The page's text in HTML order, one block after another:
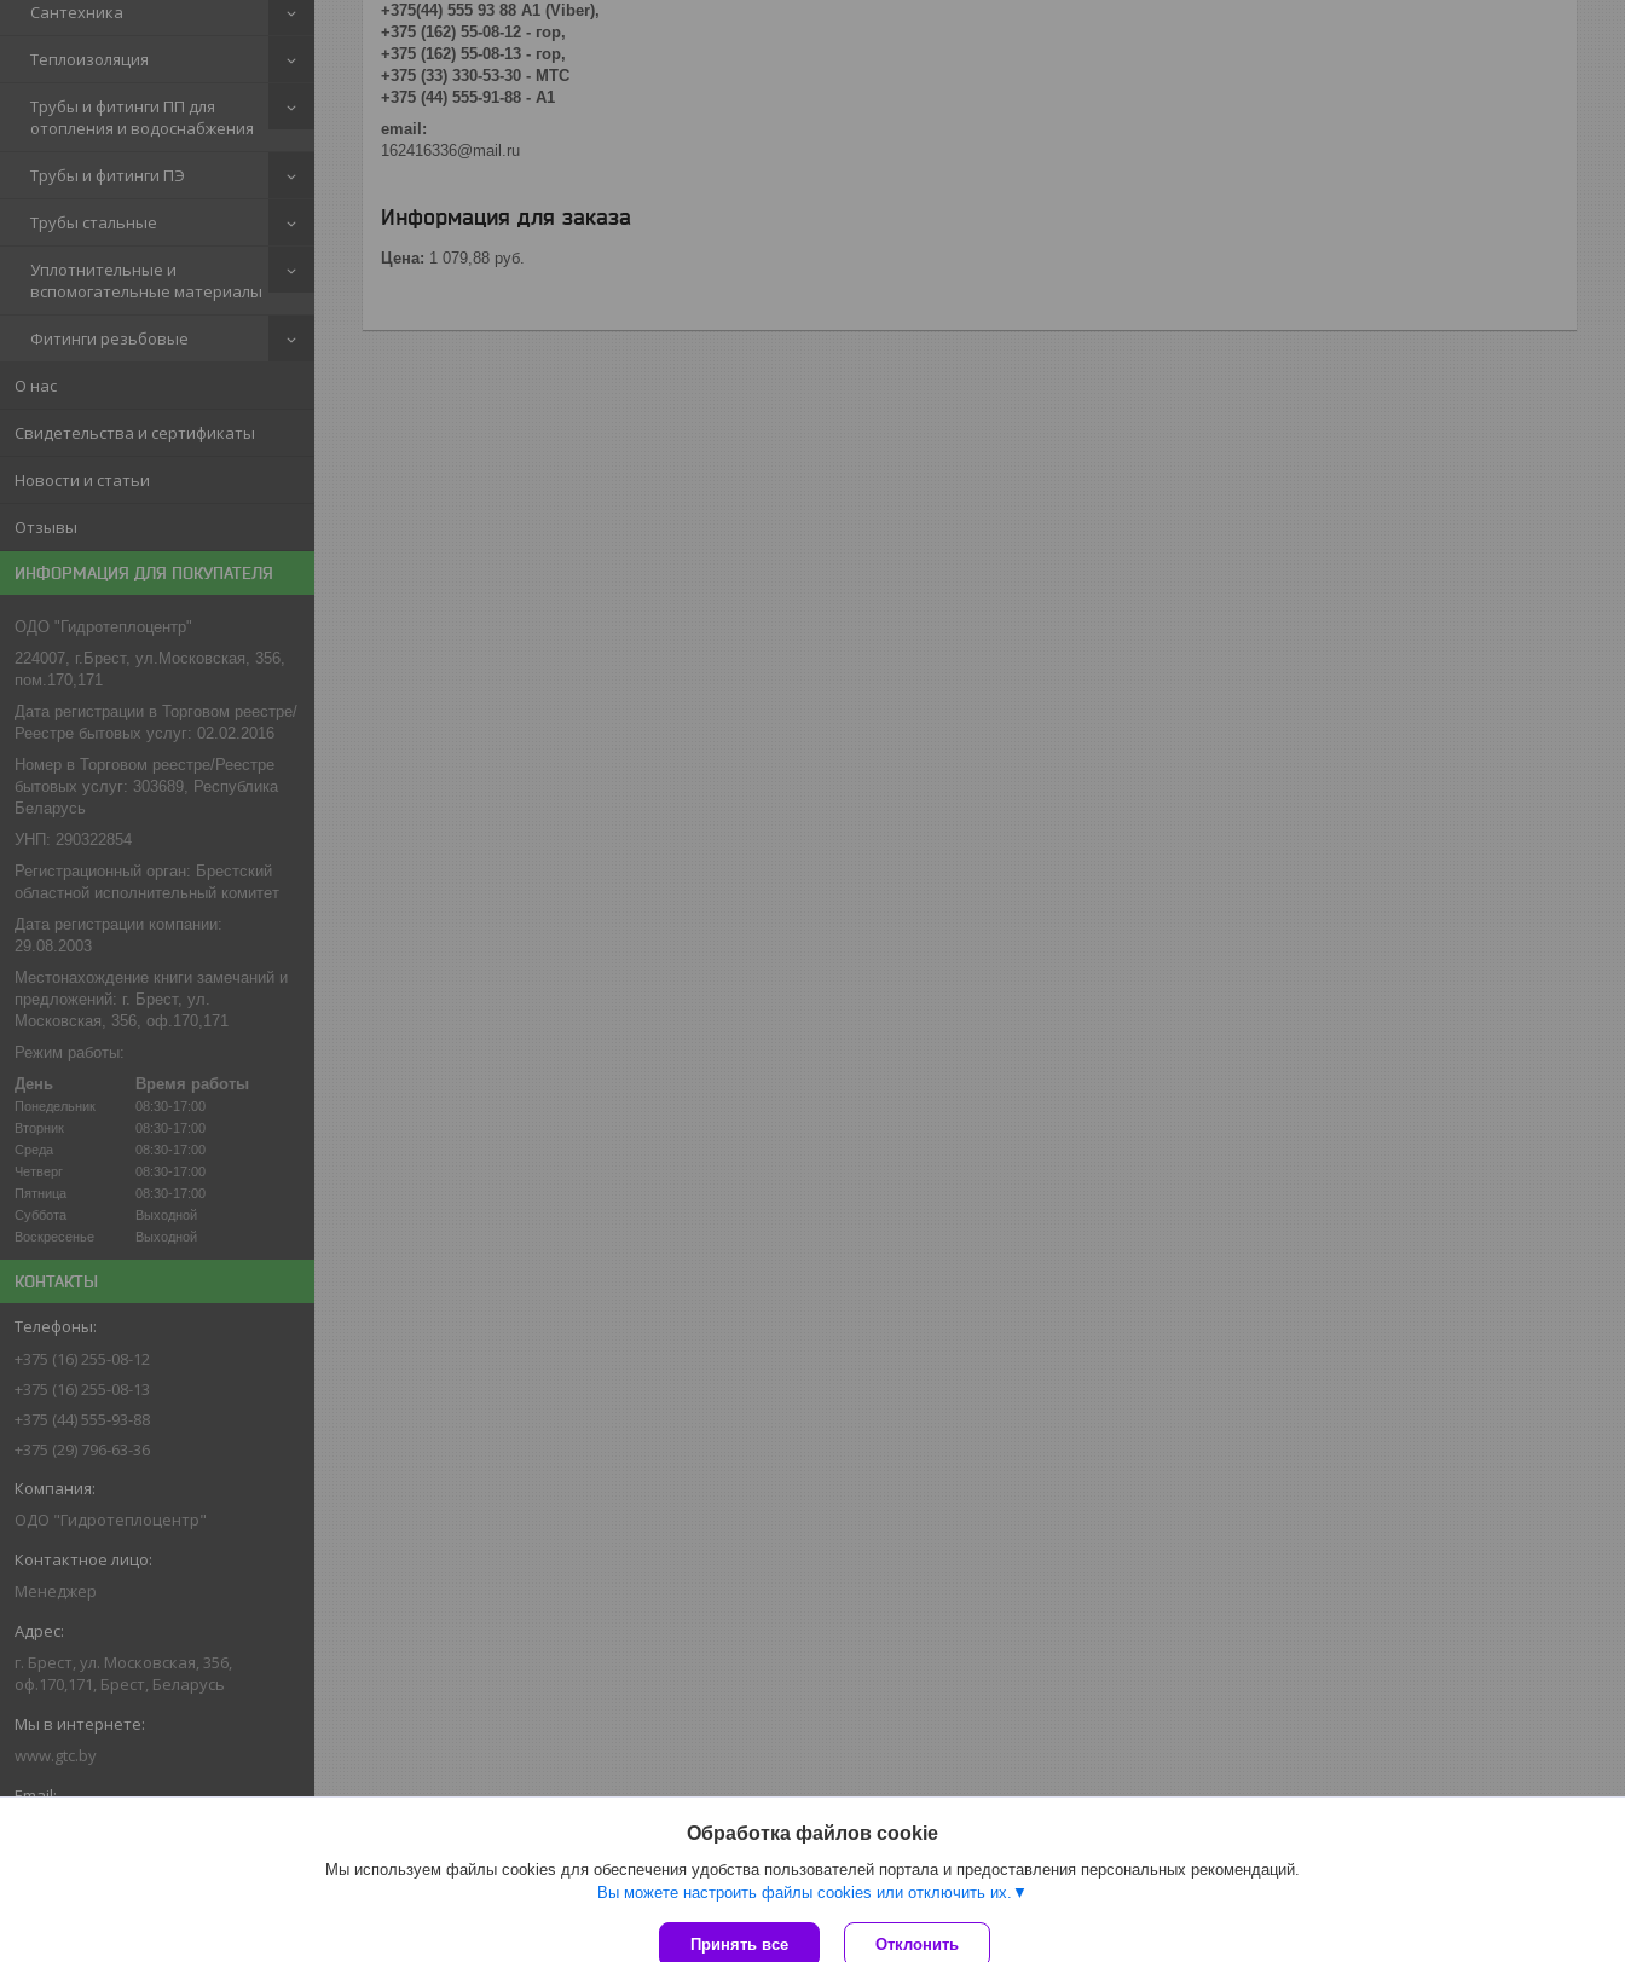
Сантехника
Теплоизоляция
Трубы и фитинги ПП для
отопления и водоснабжения
Трубы и фитинги ПЭ
Трубы стальные
Уплотнительные и
вспомогательные материалы
Фитинги резьбовые
О нас
Свидетельства и сертификаты
Новости и статьи
Отзывы
ИНФОРМАЦИЯ ДЛЯ ПОКУПАТЕЛЯ
ОДО "Гидротеплоцентр"
224007, г.Брест, ул.Московская, 356,
пом.170,171
Дата регистрации в Торговом реестре/
Реестре бытовых услуг: 02.02.2016
Номер в Торговом реестре/Реестре
бытовых услуг: 303689, Республика
Беларусь
УНП: 290322854
Регистрационный орган: Брестский
областной исполнительный комитет
Дата регистрации компании:
29.08.2003
Местонахождение книги замечаний и
предложений: г. Брест, ул.
Московская, 356, оф.170,171
Режим работы:
День
Время работы
Понедельник
08:30-17:00
Вторник
08:30-17:00
Среда
08:30-17:00
Четверг
08:30-17:00
Пятница
08:30-17:00
Суббота
Выходной
Воскресенье
Выходной
КОНТАКТЫ
+375 (16) 255-08-12
+375 (16) 255-08-13
+375 (44) 555-93-88
+375 (29) 796-63-36
ОДО "Гидротеплоцентр"
Менеджер
г. Брест, ул. Московская, 356,
оф.170,171, Брест, Беларусь
www.gtc.by
+375(44) 555 93 88 А1 (Viber),
+375 (162) 55-08-12 - гор,
+375 (162) 55-08-13 - гор,
+375 (33) 330-53-30 - МТС
+375 (44) 555-91-88 - А1
email:
162416336@mail.ru
Информация для заказа
Цена: 1 079,88 руб.
Сайт создан на платформе Deal.by
Обработка файлов cookie
Мы используем файлы cookies для обеспечения удобства пользователей портала и предоставления персональных рекомендаций.
Вы можете настроить файлы cookies или отключить их.
Принять все Отклонить